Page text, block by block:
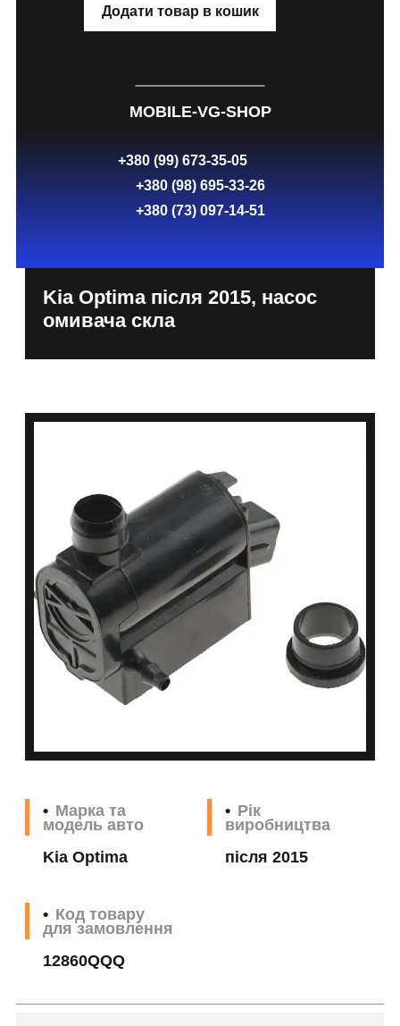
Додати товар в кошик
MOBILE-VG-SHOP
+380 (99) 673-35-05
+380 (98) 695-33-26
+380 (73) 097-14-51
Kia Optima після 2015, насос
омивача скла
Марка та
модель авто
Kia Optima
Рік
виробництва
після 2015
Код товару
для замовлення
12860QQQ